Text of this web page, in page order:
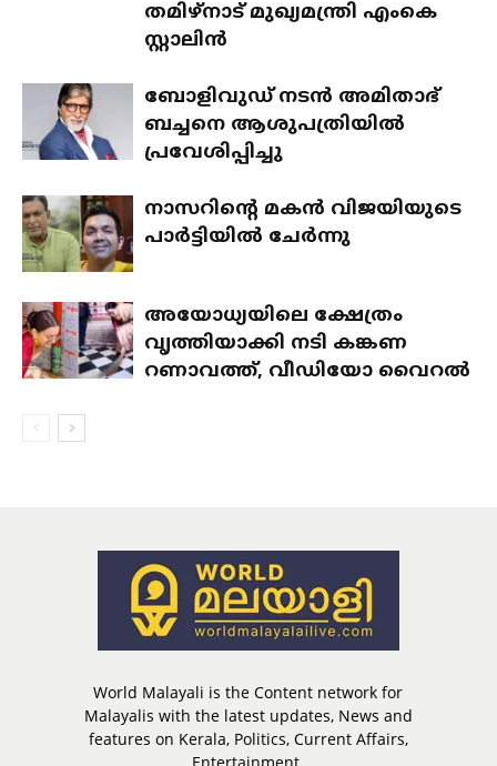
തമിഴ്നാട് മുഖ്യമന്ത്രി എംകെ
സ്റ്റാലിന്‍
ബോളിവുഡ് നടന്‍ അമിതാഭ്
ബച്ചനെ ആശുപത്രിയില്‍
പ്രവേശിപ്പിച്ചു
നാസറിന്റെ മകന്‍ വിജയിയുടെ
പാര്‍ട്ടിയില്‍ ചേര്‍ന്നു
അയോധ്യയിലെ ക്ഷേത്രം
വൃത്തിയാക്കി നടി കങ്കണ
റണാവത്ത്, വീഡിയോ വൈറല്‍
World Malayali is the Content network for
Malayalis with the latest updates, News and
features on Kerala, Politics, Current Affairs,